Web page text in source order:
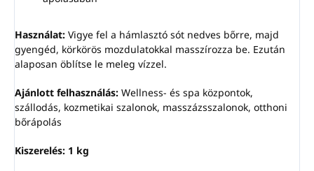
Használat: Vigye fel a hámlasztó sót nedves bőrre, majd
gyengéd, körkörös mozdulatokkal masszírozza be. Ezután
alaposan öblítse le meleg vízzel.
Ajánlott felhasználás: Wellness- és spa központok,
szállodás, kozmetikai szalonok, masszázsszalonok, otthoni
bőrápolás
Kiszerelés: 1 kg